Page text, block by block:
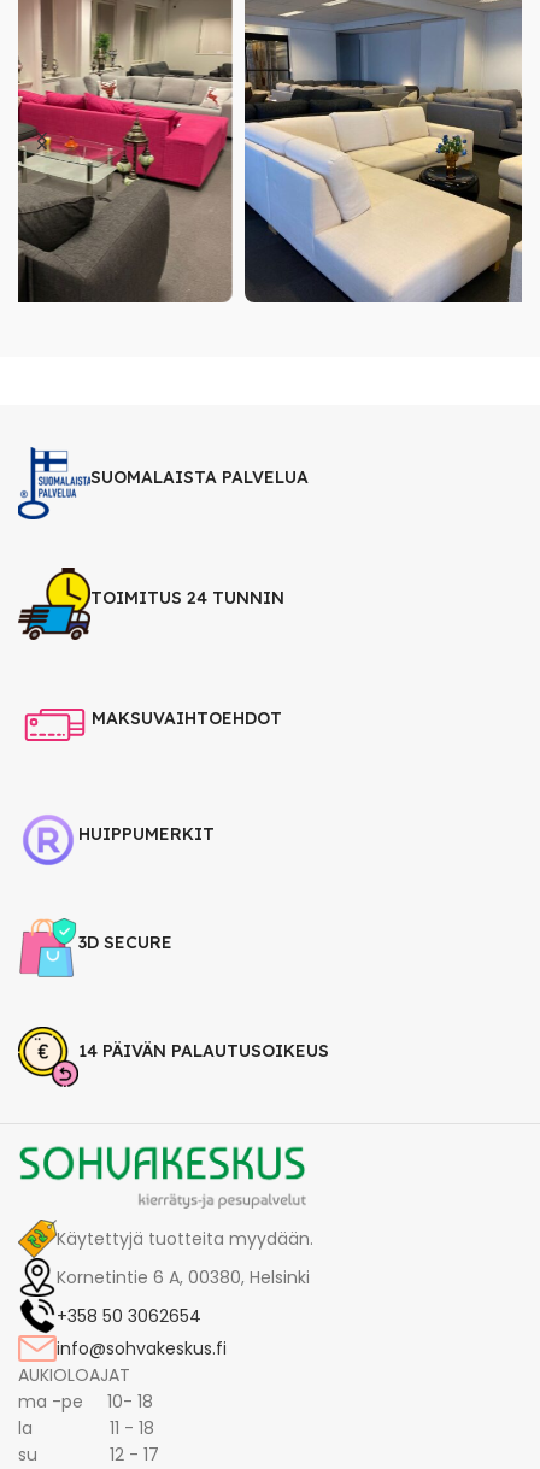
SUOMALAISTA PALVELUA
TOIMITUS 24 TUNNIN
MAKSUVAIHTOEHDOT
HUIPPUMERKIT
3D SECURE
14 PÄIVÄN PALAUTUSOIKEUS
Käytettyjä tuotteita myydään.
Kornetintie 6 A, 00380, Helsinki
+358 50 3062654
info@sohvakeskus.fi
AUKIOLOAJAT
ma -pe 10- 18
la 11 - 18
su 12 - 17